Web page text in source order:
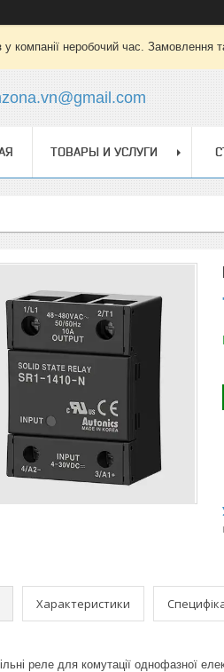
у компанії неробочий час. Замовлення
ТОВАРЫ И УСЛУГИ
Характеристики
реле для комутації однофазної